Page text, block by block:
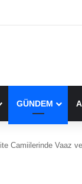
GÜNDEM
Camiilerinde Vaaz